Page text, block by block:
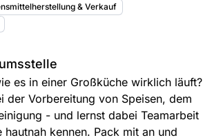
& Verkauf
es in einer Großküche wirklich läuft?
der Vorbereitung von Speisen, dem
- und lernst dabei Teamarbeit
hautnah kennen. Pack mit an und